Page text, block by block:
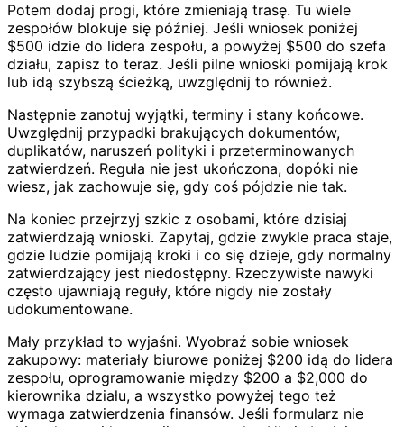
Potem dodaj progi, które zmieniają trasę. Tu wiele
zespołów blokuje się później. Jeśli wniosek poniżej
$500 idzie do lidera zespołu, a powyżej $500 do szefa
działu, zapisz to teraz. Jeśli pilne wnioski pomijają krok
lub idą szybszą ścieżką, uwzględnij to również.
Następnie zanotuj wyjątki, terminy i stany końcowe.
Uwzględnij przypadki brakujących dokumentów,
duplikatów, naruszeń polityki i przeterminowanych
zatwierdzeń. Reguła nie jest ukończona, dopóki nie
wiesz, jak zachowuje się, gdy coś pójdzie nie tak.
Na koniec przejrzyj szkic z osobami, które dzisiaj
zatwierdzają wnioski. Zapytaj, gdzie zwykle praca staje,
gdzie ludzie pomijają kroki i co się dzieje, gdy normalny
zatwierdzający jest niedostępny. Rzeczywiste nawyki
często ujawniają reguły, które nigdy nie zostały
udokumentowane.
Mały przykład to wyjaśni. Wyobraź sobie wniosek
zakupowy: materiały biurowe poniżej $200 idą do lidera
zespołu, oprogramowanie między $200 a $2,000 do
kierownika działu, a wszystko powyżej tego też
wymaga zatwierdzenia finansów. Jeśli formularz nie